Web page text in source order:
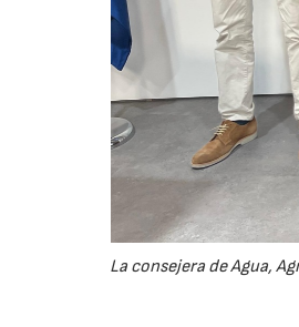
La consejera de Agua,